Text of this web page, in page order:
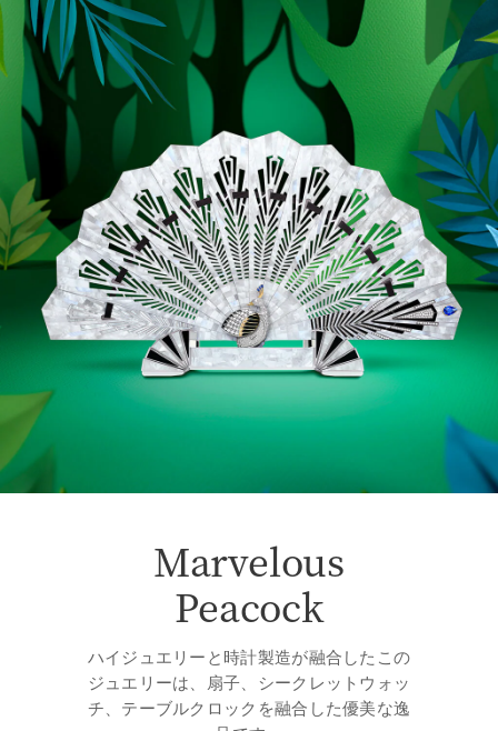
Marvelous
Peacock
ハイジュエリーと時計製造が融合したこの
ジュエリーは、扇子、シークレットウォッ
チ、テーブルクロックを融合した優美な逸